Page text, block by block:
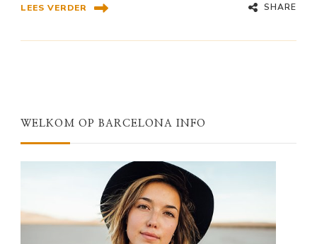
LEES VERDER SHARE
WELKOM OP BARCELONA INFO